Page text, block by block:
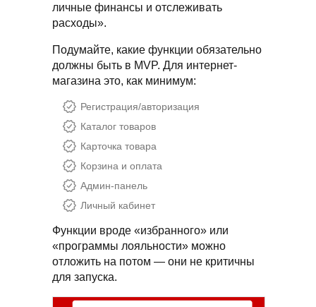
личные финансы и отслеживать
расходы».
Подумайте, какие функции обязательно
должны быть в MVP. Для интернет-
магазина это, как минимум:
Регистрация/авторизация
Каталог товаров
Карточка товара
Корзина и оплата
Админ-панель
Личный кабинет
Функции вроде «избранного» или
«программы лояльности» можно
отложить на потом — они не критичны
для запуска.